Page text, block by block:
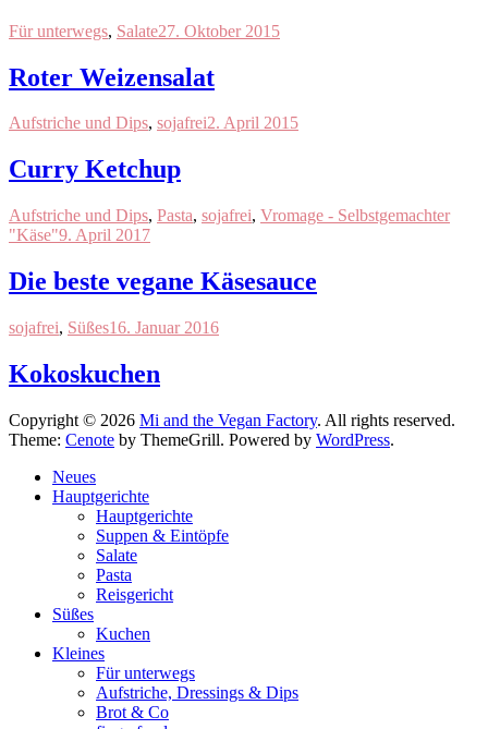
Für unterwegs, Salate27. Oktober 2015
Roter Weizensalat
Aufstriche und Dips, sojafrei2. April 2015
Curry Ketchup
Aufstriche und Dips, Pasta, sojafrei, Vromage - Selbstgemachter
"Käse"9. April 2017
Die beste vegane Käsesauce
sojafrei, Süßes16. Januar 2016
Kokoskuchen
Copyright © 2026 Mi and the Vegan Factory. All rights reserved.
Theme: Cenote by ThemeGrill. Powered by WordPress.
Neues
Hauptgerichte
Hauptgerichte
Suppen & Eintöpfe
Salate
Pasta
Reisgericht
Süßes
Kuchen
Kleines
Für unterwegs
Aufstriche, Dressings & Dips
Brot & Co